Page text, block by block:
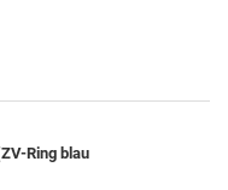
Ring blau